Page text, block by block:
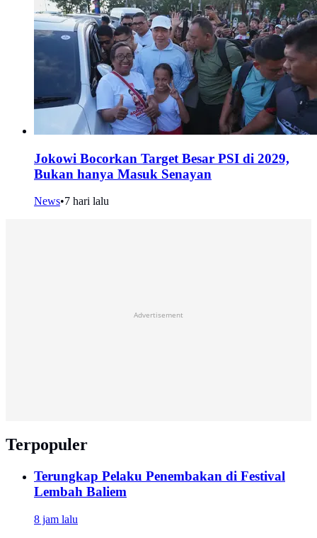
Jokowi Bocorkan Target Besar PSI di 2029,
Bukan hanya Masuk Senayan
News•7 hari lalu
Advertisement
Terpopuler
Terungkap Pelaku Penembakan di Festival
Lembah Baliem
8 jam lalu